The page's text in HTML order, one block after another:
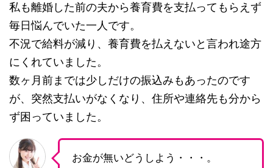
私も離婚した前の夫から養育費を支払ってもらえず
毎日悩んでいた一人です。
不況で給料が減り、養育費を払えないと言われ途方
にくれていました。
数ヶ月前までは少しだけの振込みもあったのです
が、突然支払いがなくなり、住所や連絡先も分から
ず困っていました。
お金が無いどうしよう・・・。